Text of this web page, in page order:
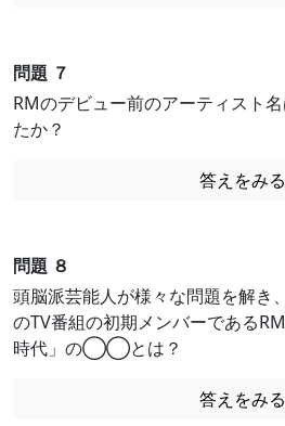
問題 ７
RMのデビュー前のアーティスト
たか？
答えをみる
問題 ８
頭脳派芸能人が様々な問題を解き
のTV番組の初期メンバーである
時代」の◯◯とは？
答えをみる